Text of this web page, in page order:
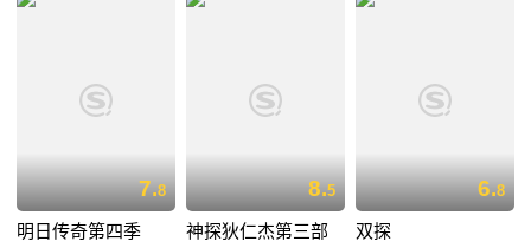
7.8
明日传奇第四季
8.5
神探狄仁杰第三部
6.8
双探